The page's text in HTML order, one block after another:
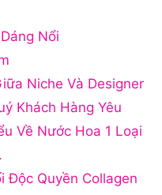
Nổi
Niche Và Designer
Khách Hàng Yêu
Về Nước Hoa 1 Loại
Độc Quyền Collagen